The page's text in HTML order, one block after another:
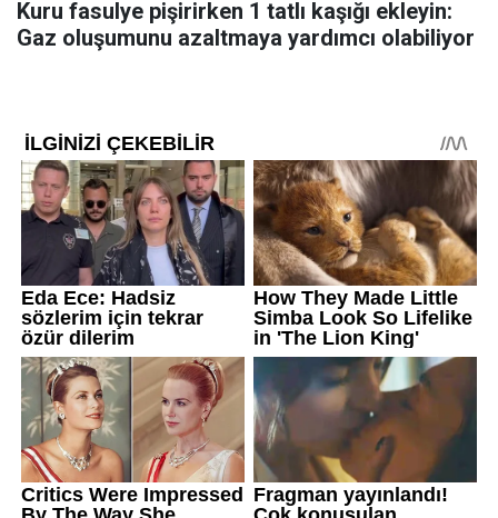
Kuru fasulye pişirirken 1 tatlı kaşığı ekleyin:
Gaz oluşumunu azaltmaya yardımcı olabiliyor